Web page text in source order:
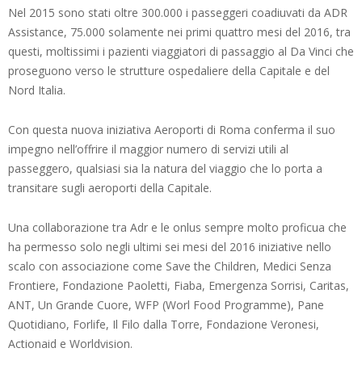
Nel 2015 sono stati oltre 300.000 i passeggeri coadiuvati da ADR
Assistance, 75.000 solamente nei primi quattro mesi del 2016, tra
questi, moltissimi i pazienti viaggiatori di passaggio al Da Vinci che
proseguono verso le strutture ospedaliere della Capitale e del
Nord Italia.
Con questa nuova iniziativa Aeroporti di Roma conferma il suo
impegno nell’offrire il maggior numero di servizi utili al
passeggero, qualsiasi sia la natura del viaggio che lo porta a
transitare sugli aeroporti della Capitale.
Una collaborazione tra Adr e le onlus sempre molto proficua che
ha permesso solo negli ultimi sei mesi del 2016 iniziative nello
scalo con associazione come Save the Children, Medici Senza
Frontiere, Fondazione Paoletti, Fiaba, Emergenza Sorrisi, Caritas,
ANT, Un Grande Cuore, WFP (Worl Food Programme), Pane
Quotidiano, Forlife, Il Filo dalla Torre, Fondazione Veronesi,
Actionaid e Worldvision.